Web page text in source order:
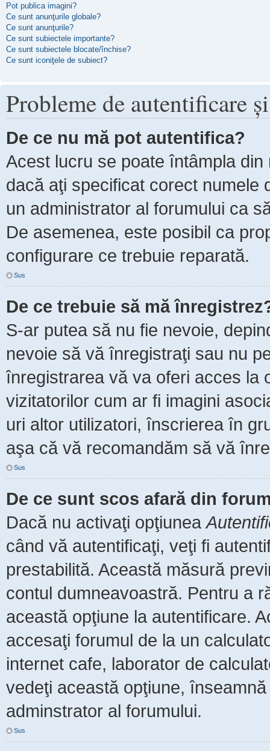
Pot publica imagini?
Ce sunt anunţurile globale?
Ce sunt anunţurile?
Ce sunt subiectele importante?
Ce sunt subiectele blocate/închise?
Ce sunt iconiţele de subiect?
Probleme de autentificare
De ce nu mă pot autentifica?
Acest lucru se poate întâmpla
dacă aţi specificat corect numele
un administrator al forumului ca
De asemenea, este posibil ca
configurare ce trebuie reparată.
Sus
De ce trebuie să mă
S-ar putea să nu fie nevoie,
nevoie să vă înregistraţi sau nu
înregistrarea vă va oferi acces la
vizitatorilor cum ar fi imagini
uri altor utilizatori, înscrierea în
aşa că vă recomandăm să vă
Sus
De ce sunt scos afară din
Dacă nu activaţi opţiunea
când vă autentificaţi, veţi fi
prestabilită. Această măsură
contul dumneavoastră. Pentru a
această opţiune la autentificare.
accesaţi forumul de la un
internet cafe, laborator de
vedeţi această opţiune,
adminstrator al forumului.
Sus